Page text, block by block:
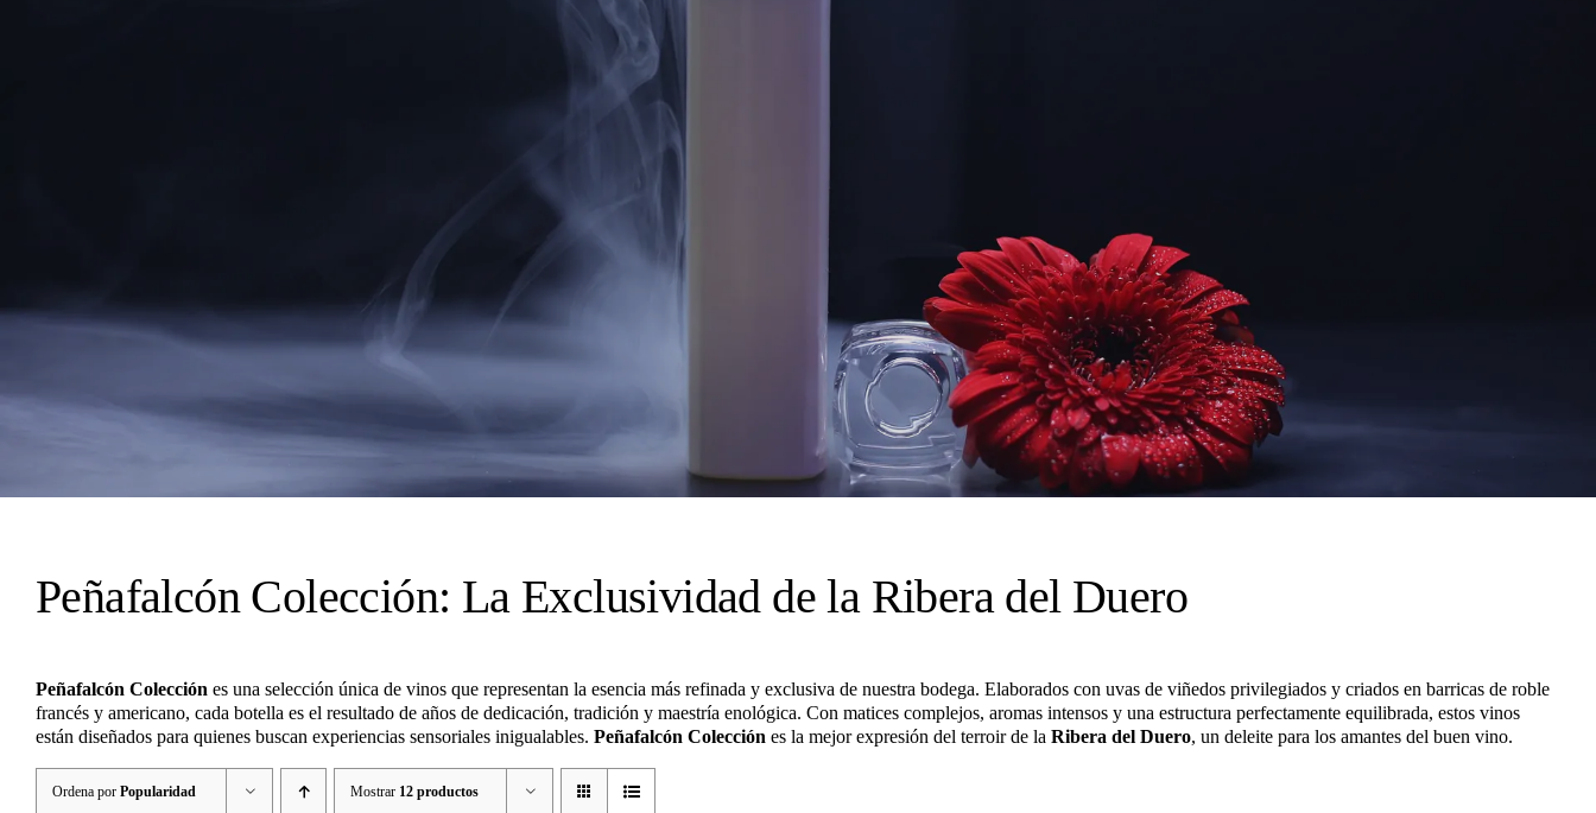
Peñafalcón Colección: La Exclusividad de la Ribera del Duero
Peñafalcón Colección es una selección única de vinos que representan la esencia más refinada y exclusiva de nuestra bodega. Elaborados con uvas de viñedos privilegiados y criados en barricas de roble
francés y americano, cada botella es el resultado de años de dedicación, tradición y maestría enológica. Con matices complejos, aromas intensos y una estructura perfectamente equilibrada, estos vinos
están diseñados para quienes buscan experiencias sensoriales inigualables. Peñafalcón Colección es la mejor expresión del terroir de la Ribera del Duero, un deleite para los amantes del buen vino.
Ordena por Popularidad Mostrar 12 productos